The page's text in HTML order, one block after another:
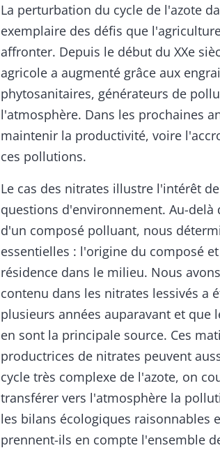
La perturbation du cycle de l'azote
exemplaire des défis que
affronter. Depuis le début du XXe
agricole a augmenté grâce aux
phytosanitaires, générateurs de
l'atmosphère. Dans les prochaines
maintenir la productivité, voire
ces pollutions.
Le cas des nitrates illustre l'intérêt
questions d'environnement. Au-
d'un composé polluant, nous
essentielles : l'origine du composé
résidence dans le milieu. Nous
contenu dans les nitrates lessivés a
plusieurs années auparavant et que
en sont la principale source. Ces
productrices de nitrates peuvent
cycle très complexe de l'azote, on
transférer vers l'atmosphère la
les bilans écologiques raisonnables
prennent-ils en compte l'ensemble